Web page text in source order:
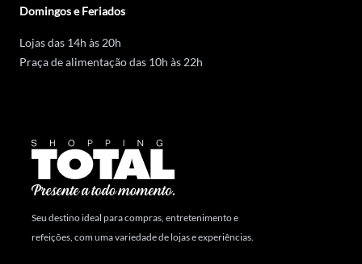
Domingos e Feriados
Lojas das 14h às 20h
Praça de alimentação das 10h às 22h
Seu destino ideal para compras, entretenimento e
refeições, com uma variedade de lojas e experiências.